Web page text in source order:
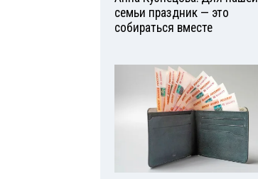
семьи праздник — это
собираться вместе